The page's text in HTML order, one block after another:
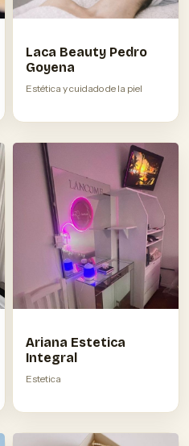
Laca Beauty Pedro
Goyena
Estética y cuidado de la piel
Ariana Estetica
Integral
Estetica